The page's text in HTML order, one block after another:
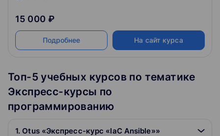
15 000 ₽
Подробнее На сайт курса
Топ-5 учебных курсов по тематике
Экспресс-курсы по
программированию
1. Otus «Экспресс-курс «IaC Ansible»»